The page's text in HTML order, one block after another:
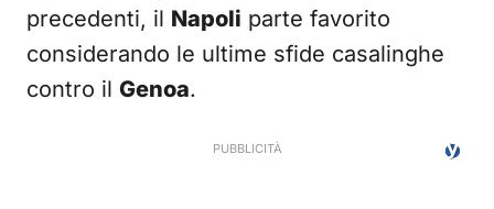
precedenti, il Napoli parte favorito
considerando le ultime sfide casalinghe
contro il Genoa.